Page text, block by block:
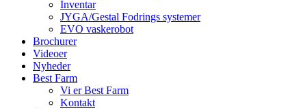
Inventar
JYGA/Gestal Fodrings systemer
EVO vaskerobot
Brochurer
Videoer
Nyheder
Best Farm
Vi er Best Farm
Kontakt